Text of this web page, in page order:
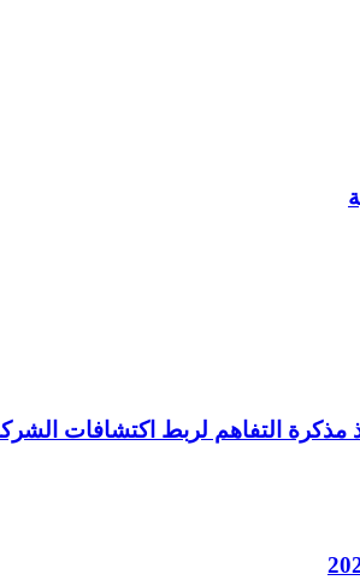
مذكرة التفاهم لربط اكتشافات